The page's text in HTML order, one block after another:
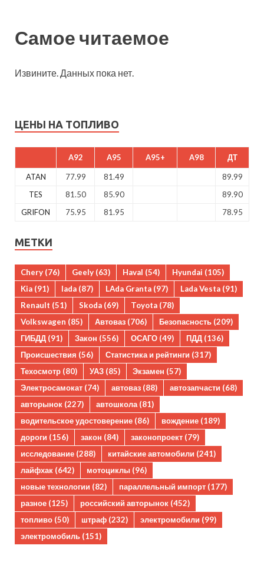
Самое читаемое
Извините. Данных пока нет.
ЦЕНЫ НА ТОПЛИВО
A92 A95 A95+ A98 ДТ
ATAN 77.99 81.49
89.99
TES
81.50 85.90
89.90
GRIFON
75.95 81.95 78.95
МЕТКИ
Chery (76) Geely (63) Haval (54) Hyundai (105)
Kia (91) lada (87) LAda Granta (97) Lada Vesta (91)
Renault (51) Skoda (69) Toyota (78)
Volkswagen (85) Автоваз (706) Безопасность (209)
ГИБДД (91) Закон (556) ОСАГО (49) ПДД (136)
Происшествия (56) Статистика и рейтинги (317)
Техосмотр (80) УАЗ (85) Экзамен (57)
Электросамокат (74) автоваз (88) автозапчасти (68)
авторынок (227) автошкола(81)
водительское удостоверение (86) вождение (189)
дороги (156) закон (84) законопроект (79)
исследование (288) китайские автомобили (241)
лайфхак (642) мотоциклы (96)
новые технологии (82) параллельный импорт (177)
разное (125) российский авторынок (452)
топливо (50) штраф (232) электромобили (99)
электромобиль (151)